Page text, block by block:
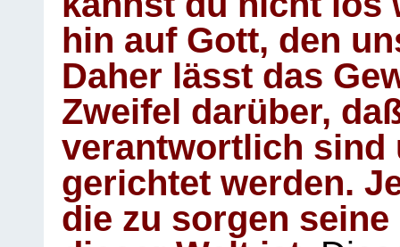
hin auf Gott, den
Daher lässt das
Zweifel darüber,
verantwortlich sind
gerichtet werden.
die zu sorgen